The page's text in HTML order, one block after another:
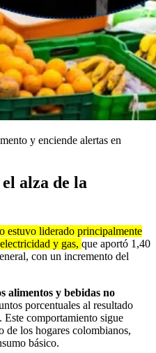
y enciende alertas en
alza de la
estuvo liderado principalmente
y gas, que aportó 1,40
con un incremento del
alimentos y bebidas no
porcentuales al resultado
comportamiento sigue
de los hogares colombianos,
básico.